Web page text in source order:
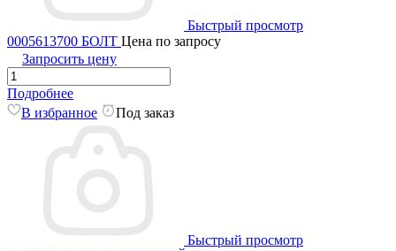
Быстрый просмотр
0005613700 БОЛТ Цена по запросу
Запросить цену
Подробнее
В избранное
Под заказ
Быстрый просмотр